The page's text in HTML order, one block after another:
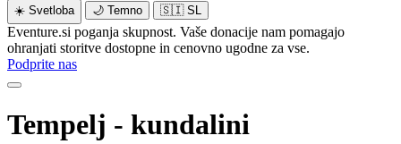
☀️ Svetloba 🌙 Temno 🇸🇮 SL
Eventure.si poganja skupnost. Vaše donacije nam pomagajo
ohranjati storitve dostopne in cenovno ugodne za vse.
Podprite nas
Tempelj - kundalini